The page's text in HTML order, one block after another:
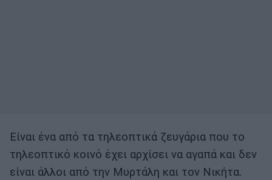
Είναι ένα από τα τηλεοπτικά ζευγάρια που το
τηλεοπτικό κοινό έχει αρχίσει να αγαπά και δεν
είναι άλλοι από την Μυρτάλη και τον Νικήτα.